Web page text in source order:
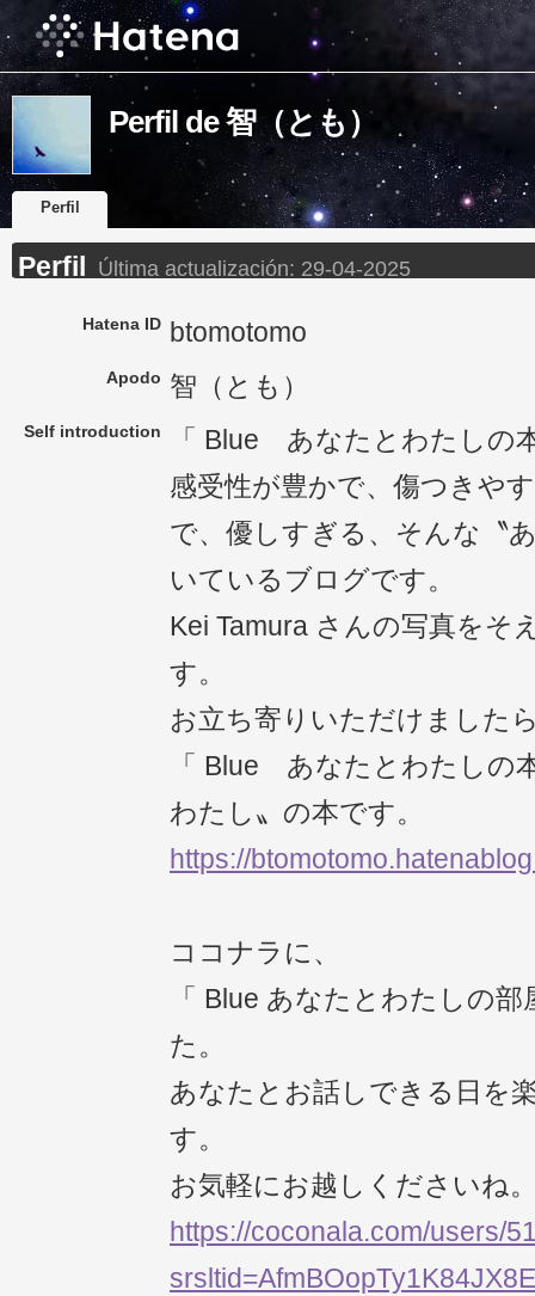
Perfil de 智（とも）
Perfil
Perfil Última actualización: 29-04-2025
Hatena ID btomotomo
Apodo 智（とも）
Self introduction
「 Blue あなたとわたしの
感受性が豊かで、傷つきや
で、優しすぎる、そんな〝
いているブログです。
Kei Tamura さんの写真をそ
す。
お立ち寄りいただけました
「 Blue あなたとわたしの
わたし〟の本です。
https://
ココナラに、
「 Blue あなたとわたしの
た。
あなたとお話しできる日を
す。
お気軽にお越しくださいね
https://coconala.com/users/